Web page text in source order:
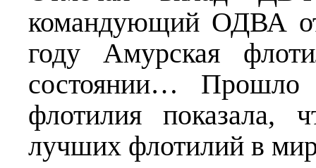
командующий ОДВА
году Амурская
состоянии… Прошло
флотилия показала,
лучших флотилий в